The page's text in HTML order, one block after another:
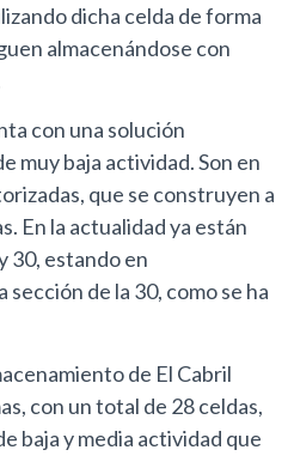
dicha celda de forma
almacenándose con
con una solución
muy baja actividad. Son en
que se construyen a
En la actualidad ya están
30, estando en
de la 30, como se ha
de El Cabril
con un total de 28 celdas,
baja y media actividad que